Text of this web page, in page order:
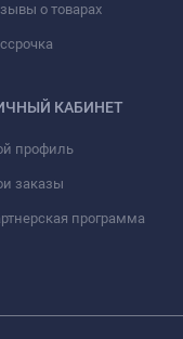
о товарах
КАБИНЕТ
профиль
заказы
программа